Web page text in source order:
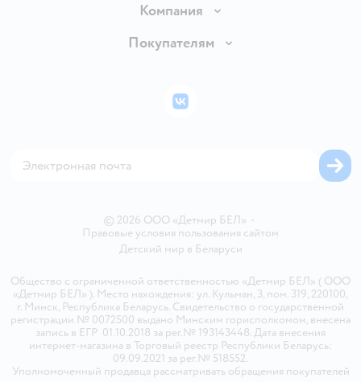
Доставка и оплата
Правила продажи
Политика использования файлов cookie
Компания
Вакансии
Покупателям
Бонусные карты
© 2026 ООО «Детмир БЕЛ» •
Правовые условия пользования сайтом
Детский мир в Беларуси
Общество с ограниченной ответственностью «Детмир БЕЛ» ( ООО
«Детмир БЕЛ» ). Место нахождения: ул. Кульман, 3, пом. 319, 220100,
г. Минск, Республика Беларусь. Свидетельство о государственной
регистрации № 0072500 выдано Минским горисполкомом, внесена
запись в ЕГР 01.10.2018 за рег.№ 193143448. Дата внесения
интернет-магазина в Торговый реестр Республики Беларусь:
09.09.2021 за рег.№ 518552.
Уполномоченный продавца рассматривать обращения покупателей
ВКонтакте